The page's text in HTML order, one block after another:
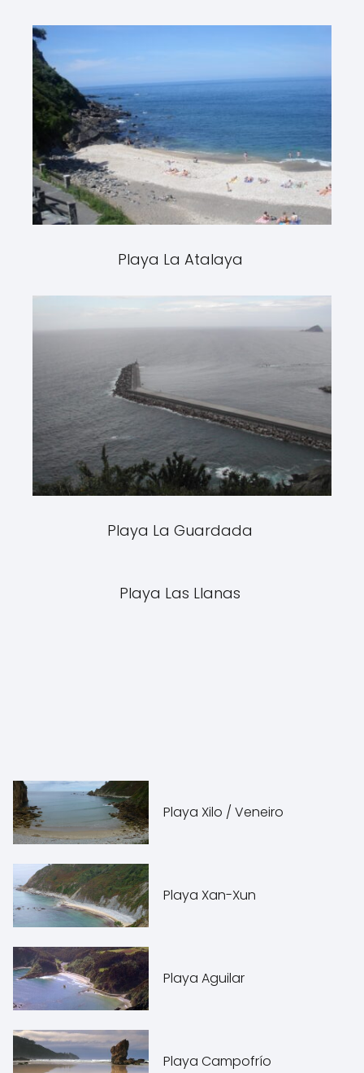
Playa La Atalaya
Playa La Guardada
Playa Las Llanas
Playa Xilo / Veneiro
Playa Xan-Xun
Playa Aguilar
Playa Campofrío